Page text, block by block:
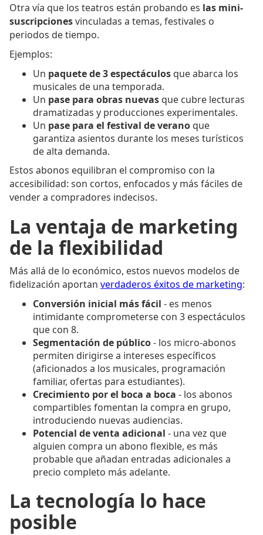
Otra vía que los teatros están probando es las mini-
suscripcionesvinculadas a temas, festivales o
periodos de tiempo.
Ejemplos:
Un paquete de 3 espectáculos que abarca los
musicales de una temporada.
Un pase para obras nuevas que cubre lecturas
dramatizadas y producciones experimentales.
Un pase para el festival de verano que
garantiza asientos durante los meses turísticos
de alta demanda.
Estos abonos equilibran el compromiso con la
accesibilidad: son cortos, enfocados y más fáciles de
vender a compradores indecisos.
La ventaja de marketing
de la flexibilidad
Más allá de lo económico, estos nuevos modelos de
fidelización aportan verdaderos éxitos de marketing:
Conversión inicial más fácil - es menos
intimidante comprometerse con 3 espectáculos
que con 8.
Segmentación de público- los micro-abonos
permiten dirigirse a intereses específicos
(aficionados a los musicales, programación
familiar, ofertas para estudiantes).
Crecimiento por el boca a boca - los abonos
compartibles fomentan la compra en grupo,
introduciendo nuevas audiencias.
Potencial de venta adicional - una vez que
alguien compra un abono flexible, es más
probable que añadan entradas adicionales a
precio completo más adelante.
La tecnología lo hace
posible